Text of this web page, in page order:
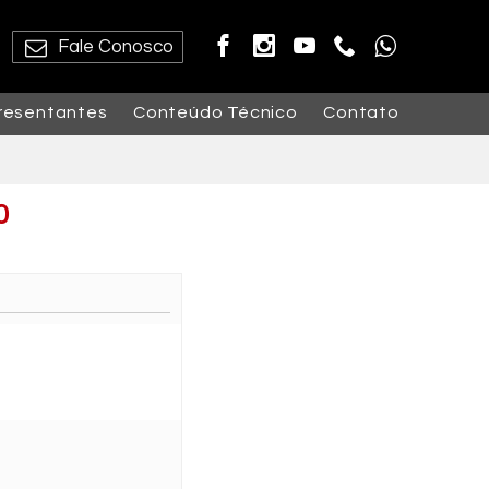
Fale Conosco
Conteúdo Técnico Contato